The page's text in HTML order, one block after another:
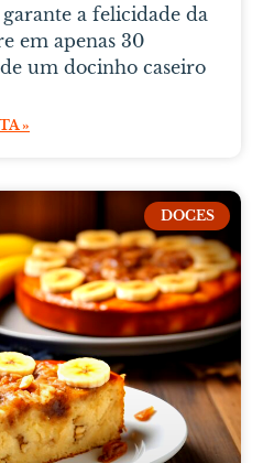
a felicidade da
em apenas 30
um docinho caseiro
»
DOCES